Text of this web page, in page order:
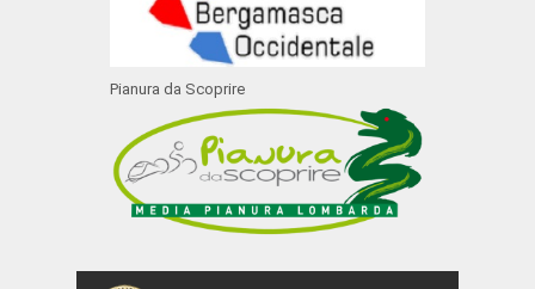
Pianura da Scoprire